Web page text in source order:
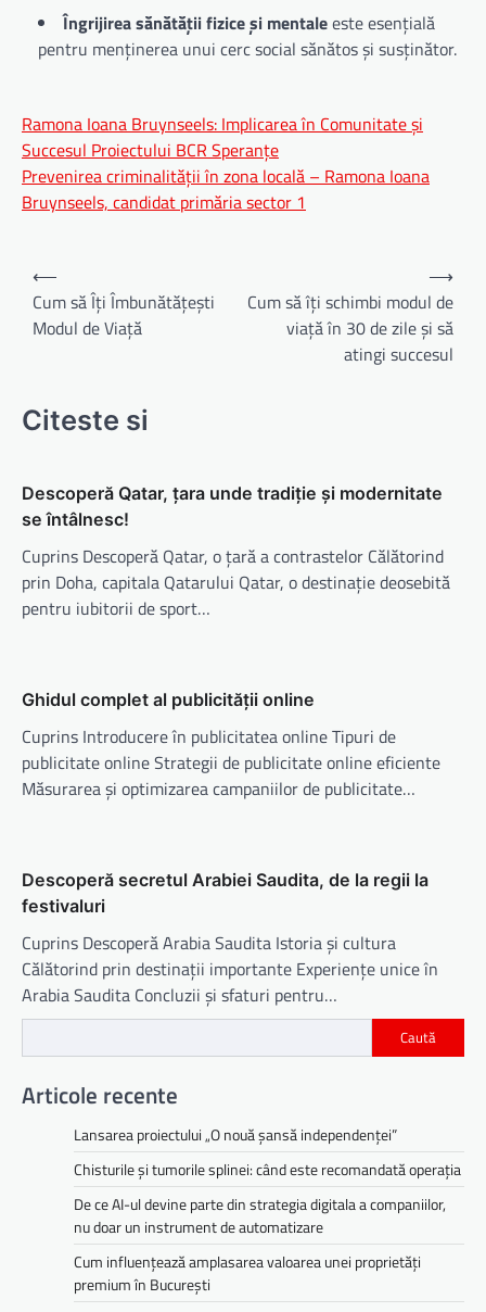
Îngrijirea sănătății fizice și mentaleeste esențială
pentru menținerea unui cerc social sănătos și susținător.
Ramona Ioana Bruynseels: Implicarea în Comunitate și
Succesul Proiectului BCR Speranțe
Prevenirea criminalității în zona locală – Ramona Ioana
Bruynseels, candidat primăria sector 1
Navigare
în
articole
⟵
Cum să Îți Îmbunătățești
Modul de Viață
Cum să îți schimbi modul de
viață în 30 de zile și să
atingi succesul
⟶
Citeste si
Descoperă Qatar, țara unde tradiție și modernitate
se întâlnesc!
Cuprins Descoperă Qatar, o țară a contrastelor Călătorind
prin Doha, capitala Qatarului Qatar, o destinație deosebită
pentru iubitorii de sport…
Ghidul complet al publicității online
Cuprins Introducere în publicitatea online Tipuri de
publicitate online Strategii de publicitate online eficiente
Măsurarea și optimizarea campaniilor de publicitate…
Descoperă secretul Arabiei Saudita, de la regii la
festivaluri
Cuprins Descoperă Arabia Saudita Istoria și cultura
Călătorind prin destinații importante Experiențe unice în
Arabia Saudita Concluzii și sfaturi pentru…
Caută
Articole recente
Lansarea proiectului „O nouă șansă independenței”
Chisturile și tumorile splinei: când este recomandată operația
De ce AI-ul devine parte din strategia digitala a companiilor,
nu doar un instrument de automatizare
Cum influențează amplasarea valoarea unei proprietăți
premium în București